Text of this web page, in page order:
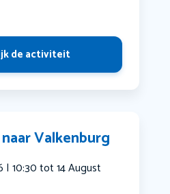
de activiteit
Valkenburg
| 10:30 tot 14 August